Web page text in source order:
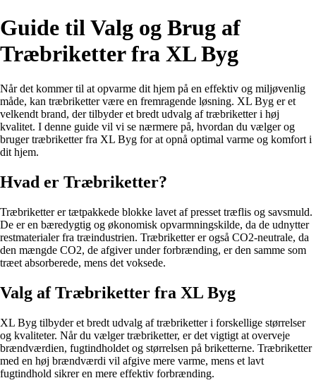
Guide til Valg og Brug af
Træbriketter fra XL Byg
Når det kommer til at opvarme dit hjem på en effektiv og miljøvenlig
måde, kan træbriketter være en fremragende løsning. XL Byg er et
velkendt brand, der tilbyder et bredt udvalg af træbriketter i høj
kvalitet. I denne guide vil vi se nærmere på, hvordan du vælger og
bruger træbriketter fra XL Byg for at opnå optimal varme og komfort i
dit hjem.
Hvad er Træbriketter?
Træbriketter er tætpakkede blokke lavet af presset træflis og savsmuld.
De er en bæredygtig og økonomisk opvarmningskilde, da de udnytter
restmaterialer fra træindustrien. Træbriketter er også CO2-neutrale, da
den mængde CO2, de afgiver under forbrænding, er den samme som
træet absorberede, mens det voksede.
Valg af Træbriketter fra XL Byg
XL Byg tilbyder et bredt udvalg af træbriketter i forskellige størrelser
og kvaliteter. Når du vælger træbriketter, er det vigtigt at overveje
brændværdien, fugtindholdet og størrelsen på briketterne. Træbriketter
med en høj brændværdi vil afgive mere varme, mens et lavt
fugtindhold sikrer en mere effektiv forbrænding.